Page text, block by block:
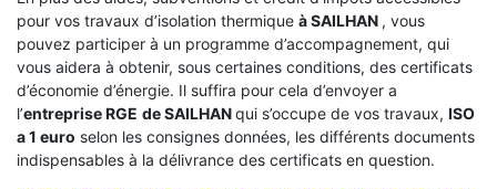
pour vos travaux d’isolation thermique à SAILHAN , vous
pouvez participer à un programme d’accompagnement, qui
vous aidera à obtenir, sous certaines conditions, des certificats
d’économie d’énergie. Il suffira pour cela d’envoyer a
l’entreprise RGE de SAILHANqui s’occupe de vos travaux, ISO
a 1 euro selon les consignes données, les différents documents
indispensables à la délivrance des certificats en question.